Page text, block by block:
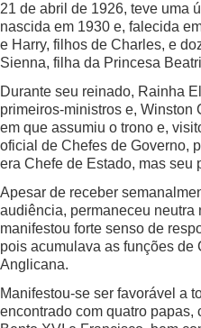
21 de abril de 1926, teve uma
nascida em 1930 e, falecida
e Harry, filhos de Charles, e
Sienna, filha da Princesa
Durante seu reinado, Rainha
primeiros-ministros e,
em que assumiu o trono e,
oficial de Chefes de Governo,
era Chefe de Estado, mas seu
Apesar de receber
audiência, permaneceu neutra
manifestou forte senso de
pois acumulava as funções de
Anglicana.
Manifestou-se ser favorável a
encontrado com quatro papas,